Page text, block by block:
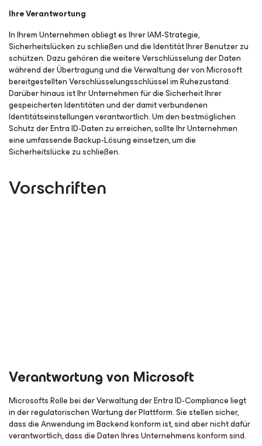
Ihre Verantwortung
In Ihrem Unternehmen obliegt es Ihrer IAM-Strategie,
Sicherheitslücken zu schließen und die Identität Ihrer Benutzer zu
schützen. Dazu gehören die weitere Verschlüsselung der Daten
während der Übertragung und die Verwaltung der von Microsoft
bereitgestellten Verschlüsselungsschlüssel im Ruhezustand.
Darüber hinaus ist Ihr Unternehmen für die Sicherheit Ihrer
gespeicherten Identitäten und der damit verbundenen
Identitätseinstellungen verantwortlich. Um den bestmöglichen
Schutz der Entra ID-Daten zu erreichen, sollte Ihr Unternehmen
eine umfassende Backup-Lösung einsetzen, um die
Sicherheitslücke zu schließen.
Vorschriften
Verantwortung von Microsoft
Microsofts Rolle bei der Verwaltung der Entra ID-Compliance liegt
in der regulatorischen Wartung der Plattform. Sie stellen sicher,
dass die Anwendung im Backend konform ist, sind aber nicht dafür
verantwortlich, dass die Daten Ihres Unternehmens konform sind.